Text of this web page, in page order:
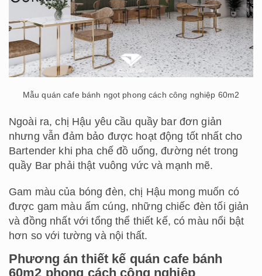
Mẫu quán cafe bánh ngọt phong cách công nghiệp 60m2
Ngoài ra, chị Hậu yêu cầu quầy bar đơn giản
nhưng vẫn đảm bảo được hoạt động tốt nhất cho
Bartender khi pha chế đồ uống, đường nét trong
quầy Bar phải thật vuông vức và mạnh mẽ.
Gam màu của bóng đèn, chị Hậu mong muốn có
được gam màu ấm cúng, những chiếc đèn tối giản
và đồng nhất với tổng thể thiết kế, có màu nổi bật
hơn so với tường và nội thất.
Phương án thiết kế quán cafe bánh
60m2 phong cách công nghiệp